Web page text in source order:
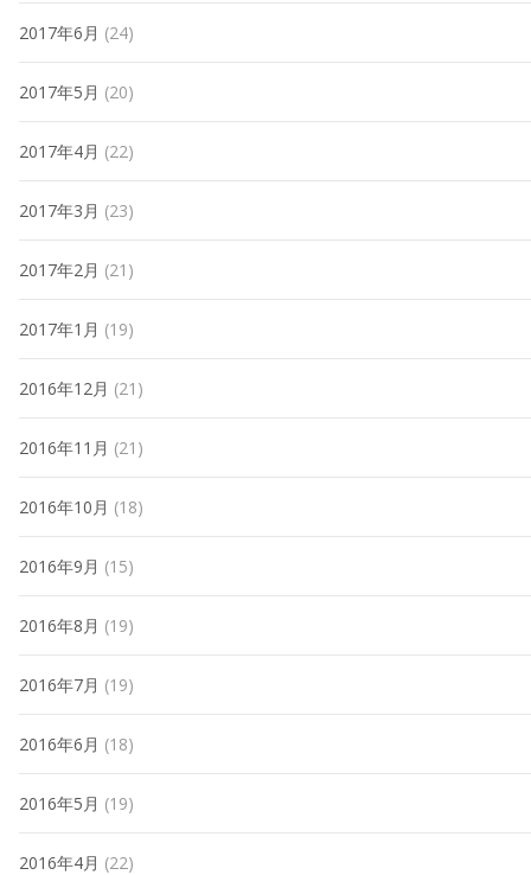
2017年6月 (24)
2017年5月 (20)
2017年4月 (22)
2017年3月 (23)
2017年2月 (21)
2017年1月 (19)
2016年12月 (21)
2016年11月 (21)
2016年10月 (18)
2016年9月 (15)
2016年8月 (19)
2016年7月 (19)
2016年6月 (18)
2016年5月 (19)
2016年4月 (22)